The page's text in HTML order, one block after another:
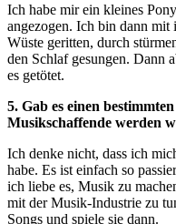
Ich habe mir ein kleines
angezogen. Ich bin dann
Wüste geritten, durch
den Schlaf gesungen. Dann
es getötet.
5. Gab es einen
Musikschaffende werden
Ich denke nicht, dass ich
habe. Es ist einfach so
ich liebe es, Musik zu
mit der Musik-Industrie zu
Songs und spiele sie dann.